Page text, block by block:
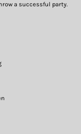
a successful party.